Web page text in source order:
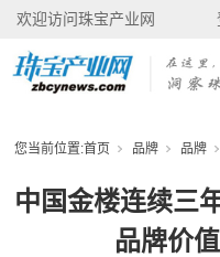
欢迎访问珠宝产业网
您当前位置:首页 品牌 品牌
中国金楼连续三
品牌价